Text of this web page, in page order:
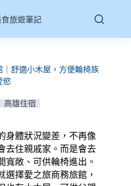
旅遊筆記
舒適小木屋，方便輪椅族
慾
高雄住宿
身體狀況變差，不再像
去住親戚家。而是會去
寬敞、可供輪椅進出。
選擇愛之旅商務旅館，